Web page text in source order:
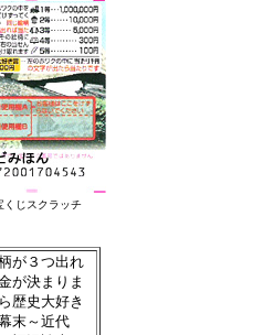
くじスクラッチ
が３つ出れ
が決まりま
歴史大好き
末～近代